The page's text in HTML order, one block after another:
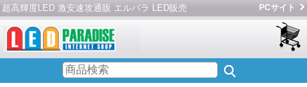
超高輝度LED 激安速攻通販 エルパラ LED販売 PCサイト